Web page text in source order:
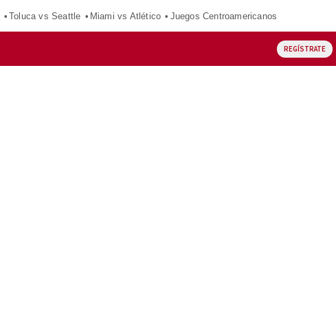
Toluca vs Seattle Miami vs Atlético Juegos Centroamericanos
REGÍSTRATE